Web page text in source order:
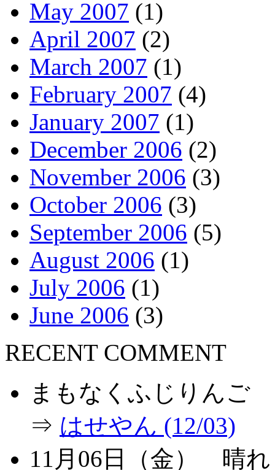
May 2007 (1)
April 2007 (2)
March 2007 (1)
February 2007 (4)
January 2007 (1)
December 2006 (2)
November 2006 (3)
October 2006 (3)
September 2006 (5)
August 2006 (1)
July 2006 (1)
June 2006 (3)
RECENT COMMENT
まもなくふじりんご
⇒ はせやん (12/03)
11月06日（金）